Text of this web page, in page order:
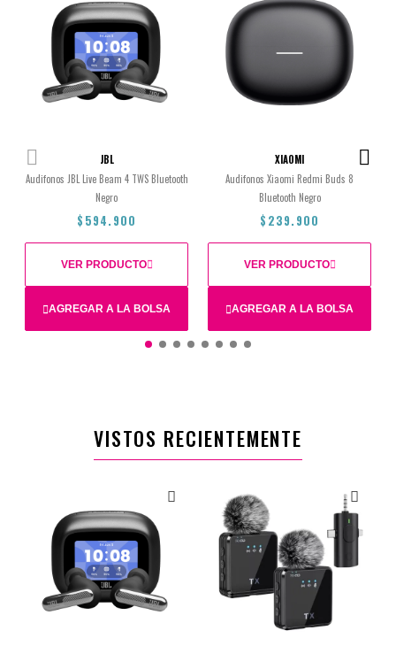
JBL
Audifonos JBL Live Beam 4 TWS Bluetooth
Negro
$594.900
AGREGAR A LA BOLSA
VER PRODUCTO
XIAOMI
Audifonos Xiaomi Redmi Buds 8
Bluetooth Negro
$239.900
AGREGAR A LA BOLSA
VER PRODUCTO
VISTOS RECIENTEMENTE